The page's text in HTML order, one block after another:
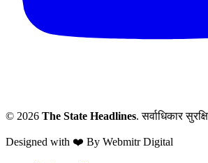
© 2026 The State Headlines. सर्वाधिकार
Designed with ❤️ By Webmitr Digital